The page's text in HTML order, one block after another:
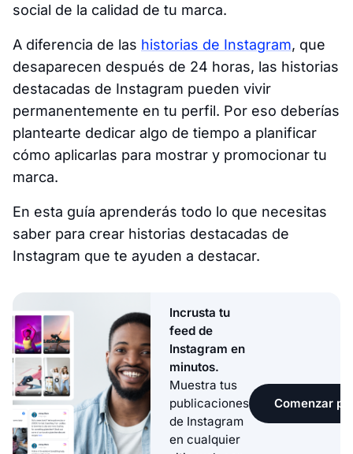
social de la calidad de tu marca.
A diferencia de las historias de Instagram, que
desaparecen después de 24 horas, las historias
destacadas de Instagram pueden vivir
permanentemente en tu perfil. Por eso deberías
plantearte dedicar algo de tiempo a planificar
cómo aplicarlas para mostrar y promocionar tu
marca.
En esta guía aprenderás todo lo que necesitas
saber para crear historias destacadas de
Instagram que te ayuden a destacar.
Incrusta tu
feed de
Instagram en
minutos.
Muestra tus
publicaciones
de Instagram
en cualquier
Comenzar